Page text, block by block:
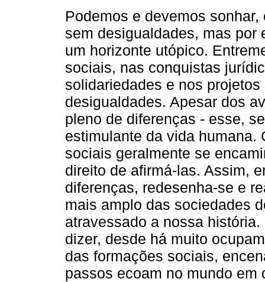
Podemos e devemos
sem desigualdades, mas por
um horizonte utópico.
sociais, nas conquistas
solidariedades e nos
desigualdades. Apesar dos
pleno de diferenças - esse,
estimulante da vida humana.
sociais geralmente se
direito de afirmá-las. Assim,
diferenças, redesenha-se e
mais amplo das sociedades
atravessado a nossa
dizer, desde há muito
das formações sociais,
passos ecoam no mundo em